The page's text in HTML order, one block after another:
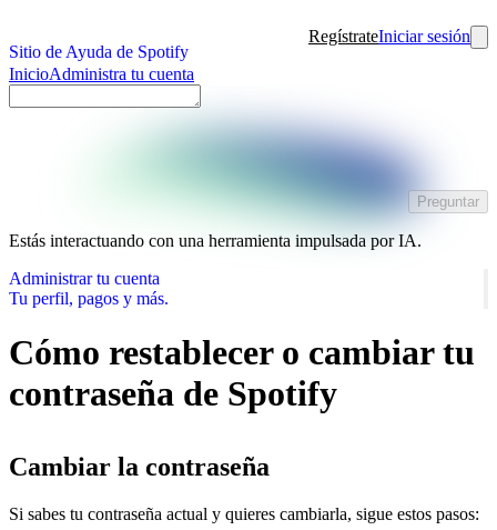
Sitio de Ayuda de Spotify
RegístrateIniciar sesión
InicioAdministra tu cuenta
Preguntar
Estás interactuando con una herramienta impulsada por IA.
Administrar tu cuenta
Tu perfil, pagos y más.
Cómo restablecer o cambiar tu
contraseña de Spotify
Cambiar la contraseña
Si sabes tu contraseña actual y quieres cambiarla, sigue estos pasos: